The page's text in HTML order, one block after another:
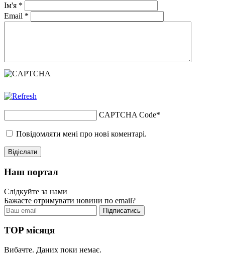
Ім'я *
Email *
CAPTCHA Code*
Повідомляти мені про нові коментарі.
Наш портал
Слідкуйте за нами
Бажаєте отримувати новини по email?
TOP місяця
Вибачте. Даних поки немає.